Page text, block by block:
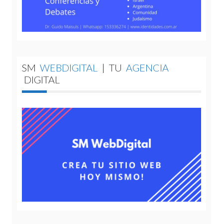
SM WEBDIGITAL | TU AGENCIA
DIGITAL